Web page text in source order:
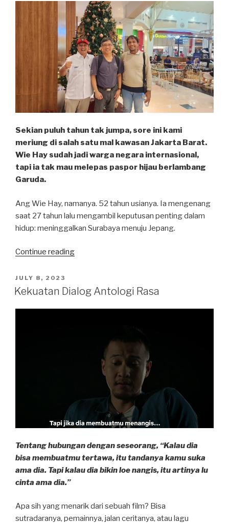
Malaikat
Pengubah
Hidup”
Sekian puluh tahun tak jumpa, sore ini kami
meriung di salah satu mal kawasan Jakarta Barat.
Wie Hay sudah jadi warga negara internasional,
tapi ia tak mau melepas paspor hijau berlambang
Garuda.
Ang Wie Hay, namanya. 52 tahun usianya. Ia mengenang
saat 27 tahun lalu mengambil keputusan penting dalam
hidup: meninggalkan Surabaya menuju Jepang.
Continue reading“Nasionalisme
Hay”
POSTED
ON
JULY 8, 2023
Kekuatan Dialog Antologi Rasa
Tentang hubungan dengan seseorang, “Kalau dia
bisa membuatmu tertawa, itu tandanya kamu suka
ama dia. Tapi kalau dia bikin loe nangis, itu artinya lu
cinta ama dia.”
Apa sih yang menarik dari sebuah film? Bisa
sutradaranya, pemainnya, jalan ceritanya, atau lagu